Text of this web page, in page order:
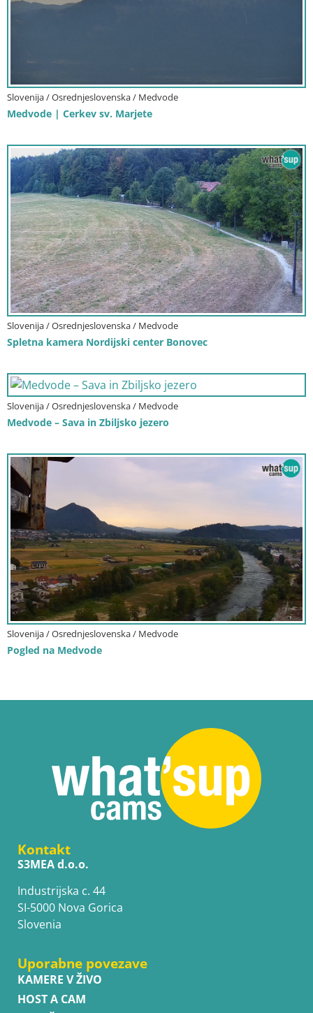
Slovenija / Osrednjeslovenska / Medvode
Medvode | Cerkev sv. Marjete
Slovenija / Osrednjeslovenska / Medvode
Spletna kamera Nordijski center Bonovec
Slovenija / Osrednjeslovenska / Medvode
Medvode – Sava in Zbiljsko jezero
Slovenija / Osrednjeslovenska / Medvode
Pogled na Medvode
Kontakt
S3MEA d.o.o.
Industrijska c. 44
SI-5000 Nova Gorica
Slovenia
Uporabne povezave
KAMERE V ŽIVO
HOST A CAM